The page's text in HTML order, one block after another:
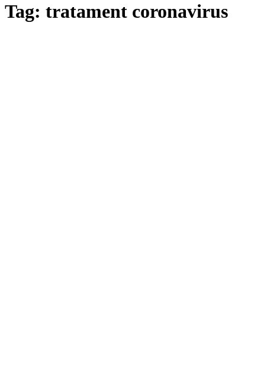
Tag: tratament coronavirus